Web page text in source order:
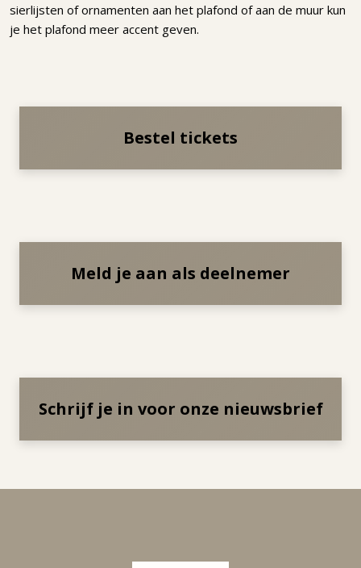
sierlijsten of ornamenten aan het plafond of aan de muur kun
je het plafond meer accent geven.
Bestel tickets
Meld je aan als deelnemer
Schrijf je in voor onze nieuwsbrief